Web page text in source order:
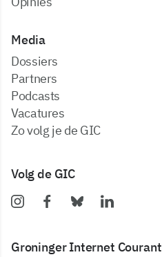
Media
dossiers
partners
podcasts
vacatures
zo volg je de GIC
Volg de GIC
Groninger Internet Courant